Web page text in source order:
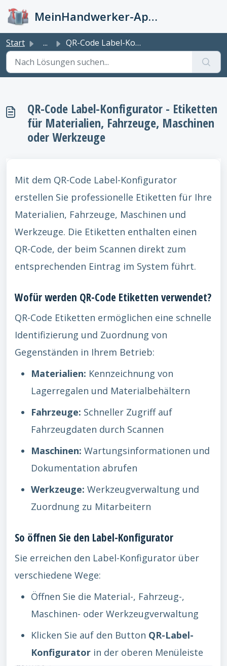
MeinHandwerker-App Info-Kiste
Start ... QR-Code Label-Konfigurator - Etiketten für Materialien, F...
QR-Code Label-Konfigurator - Etiketten
für Materialien, Fahrzeuge, Maschinen
oder Werkzeuge
Mit dem QR-Code Label-Konfigurator
erstellen Sie professionelle Etiketten für Ihre
Materialien, Fahrzeuge, Maschinen und
Werkzeuge. Die Etiketten enthalten einen
QR-Code, der beim Scannen direkt zum
entsprechenden Eintrag im System führt.
Wofür werden QR-Code Etiketten verwendet?
QR-Code Etiketten ermöglichen eine schnelle
Identifizierung und Zuordnung von
Gegenständen in Ihrem Betrieb:
Materialien: Kennzeichnung von
Lagerregalen und Materialbehältern
Fahrzeuge: Schneller Zugriff auf
Fahrzeugdaten durch Scannen
Maschinen: Wartungsinformationen und
Dokumentation abrufen
Werkzeuge: Werkzeugverwaltung und
Zuordnung zu Mitarbeitern
So öffnen Sie den Label-Konfigurator
Sie erreichen den Label-Konfigurator über
verschiedene Wege:
Öffnen Sie die Material-, Fahrzeug-,
Maschinen- oder Werkzeugverwaltung
Klicken Sie auf den Button QR-Label-
Konfigurator in der oberen Menüleiste